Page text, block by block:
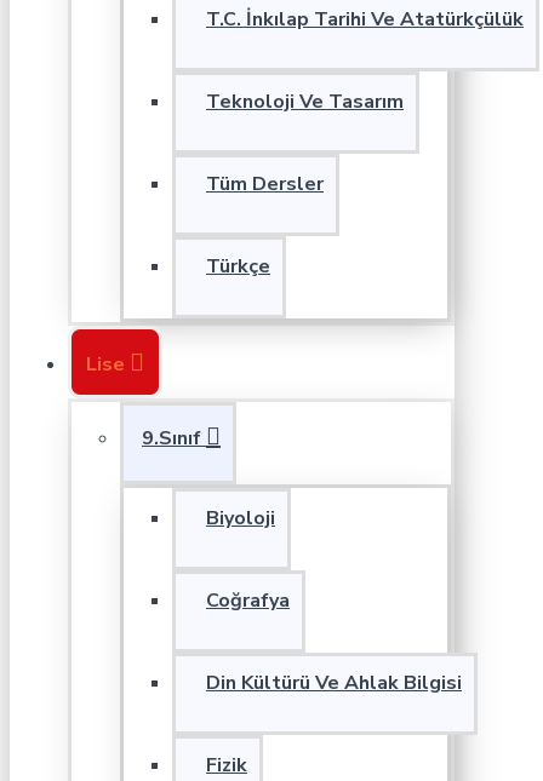
T.C. İnkılap Tarihi Ve Atatürkçülük
Teknoloji Ve Tasarım
Tüm Dersler
Türkçe
Lise
9.Sınıf
Biyoloji
Coğrafya
Din Kültürü Ve Ahlak Bilgisi
Fizik